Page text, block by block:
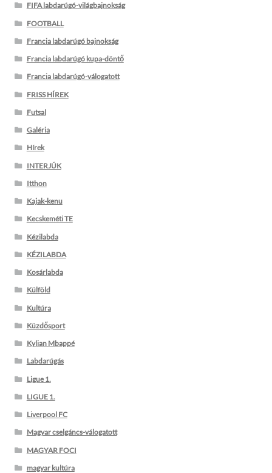
FIFA labdarúgó-világbajnokság
FOOTBALL
Francia labdarúgó bajnokság
Francia labdarúgó kupa-döntő
Francia labdarúgó-válogatott
FRISS HÍREK
Futsal
Galéria
Hírek
INTERJÚK
Itthon
Kajak-kenu
Kecskeméti TE
Kézilabda
KÉZILABDA
Kosárlabda
Külföld
Kultúra
Küzdősport
Kylian Mbappé
Labdarúgás
Ligue 1.
LIGUE 1.
Liverpool FC
Magyar cselgáncs-válogatott
MAGYAR FOCI
magyar kultúra